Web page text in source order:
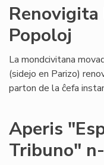
Renovigita
Popoloj
La mondcivitana
(sidejo en Parizo)
parton de la ĉefa
Aperis
Tribuno"